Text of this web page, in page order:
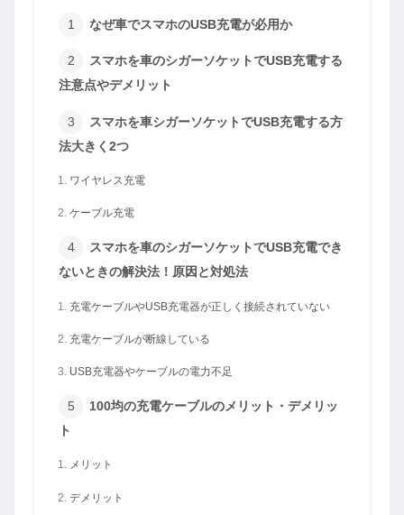
なぜ車でスマホのUSB充電が必用か
スマホを車のシガーソケットでUSB充電する
注意点やデメリット
スマホを車シガーソケットでUSB充電する方
法大きく2つ
ワイヤレス充電
ケーブル充電
スマホを車のシガーソケットでUSB充電でき
ないときの解決法！原因と対処法
充電ケーブルやUSB充電器が正しく接続されていない
充電ケーブルが断線している
USB充電器やケーブルの電力不足
100均の充電ケーブルのメリット・デメリッ
ト
メリット
デメリット